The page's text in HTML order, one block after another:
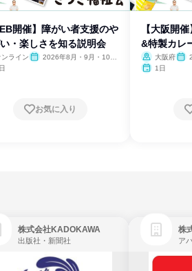
開催】障がい者支援のや
・楽しさを知る説明会
ンライン
2026年8月・9月・10
お気に入り
【大阪開
&特製カレ
学会大阪府
1日
株式会社KADOKAWA
出版社・新聞社
株